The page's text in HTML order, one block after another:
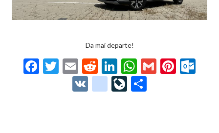
Da mai departe!
F T
w
itt
E
m
ai
R
e
d
Li
n
ke
W
h
at
G Pi
V
g
Li